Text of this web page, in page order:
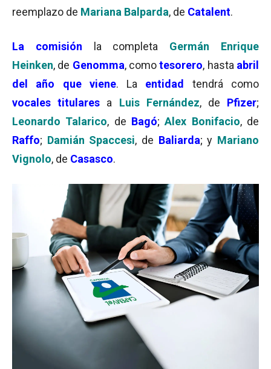
reemplazo de Mariana Balparda, de Catalent.
La comisión la completa
Germán Enrique
Heinken, de Genomma, comotesorero, hasta abril
del año que viene. La entidad
tendrá como
vocales titulares a Luis Fernández, de Pfizer;
Leonardo Talarico, de Bagó;Alex Bonifacio, de
Raffo; Damián Spaccesi, de Baliarda; y Mariano
Vignolo, de Casasco.